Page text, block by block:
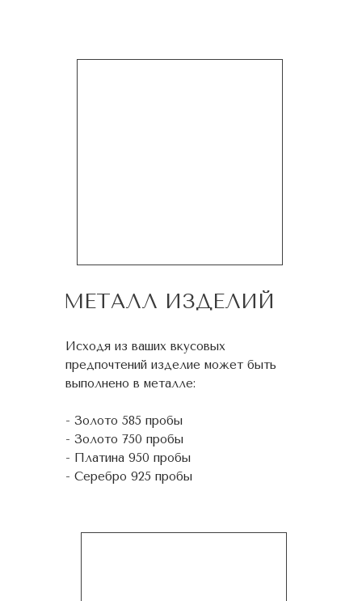
МЕТАЛЛ ИЗДЕЛИЙ
Исходя из ваших вкусовых
предпочтений изделие может быть
выполнено в металле:
- Золото 585 пробы
- Золото 750 пробы
- Платина 950 пробы
- Серебро 925 пробы